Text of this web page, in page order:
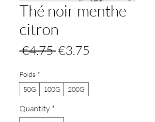
Thé noir menthe
citron
€4.75 Regular
€3.75
Poids *
50G
100G 200G
Quantity *